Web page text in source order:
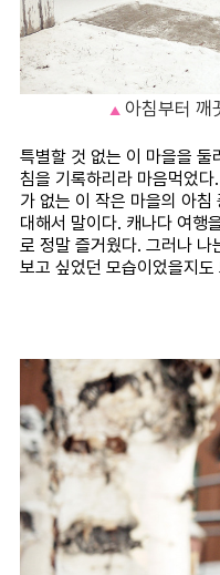
▲ 아침부터 깨
특별할 것 없는 이 마을을
침을 기록하리라 마음먹었
가 없는 이 작은 마을의 아침
대해서 말이다. 캐나다 여행
로 정말 즐거웠다. 그러나 나
보고 싶었던 모습이었을지